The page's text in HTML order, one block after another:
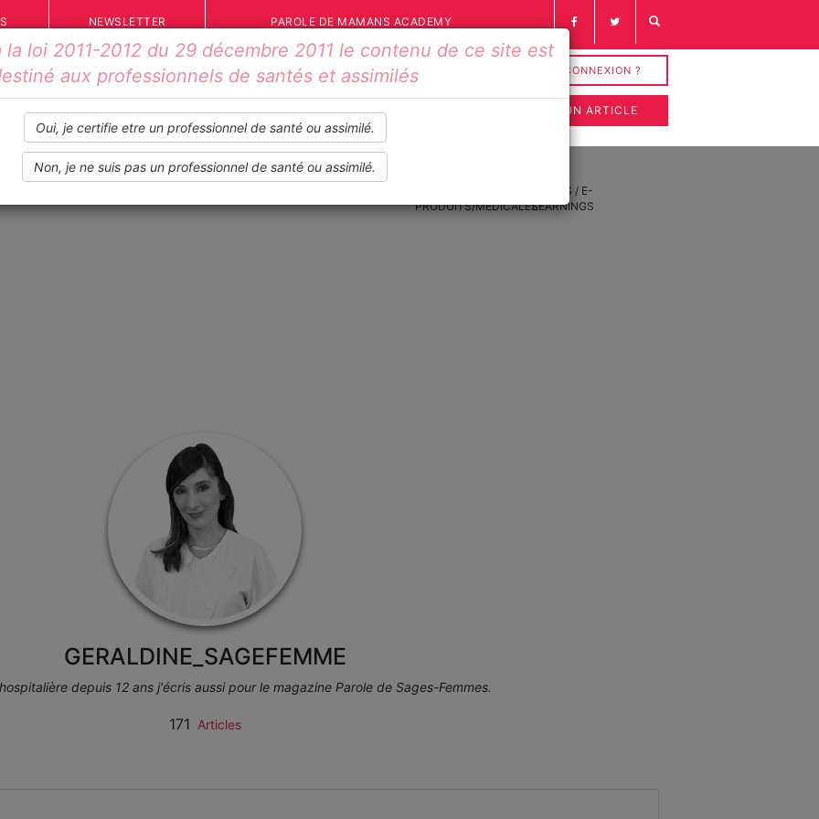
NEWSLETTER PAROLE DE MAMANS ACADEMY
INSCRIPTION / CONNEXION ?
SOUMETTRE UN ARTICLE
PRODUITS/MÉDICALES
VIDÉOS / E-
LEARNINGS
GERALDINE_SAGEFEMME
depuis 12 ans j'écris aussi pour le magazine Parole de Sages-Femmes.
171 Articles
loi 2011-2012 du 29 décembre 2011 le contenu de ce site est
aux professionnels de santés et assimilés
Oui, je certifie etre un professionnel de santé ou assimilé.
Non, je ne suis pas un professionnel de santé ou assimilé.